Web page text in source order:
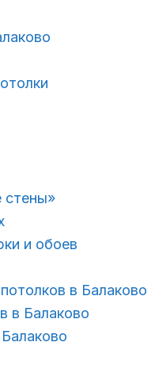
стены»
и обоев
в Балаково
в Балаково